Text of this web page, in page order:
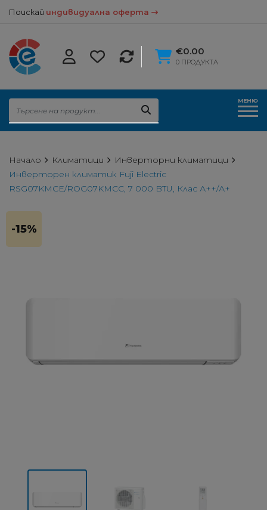
Поискай индивидуална оферта
€0.00
0 ПРОДУКТА
МЕНЮ
Начало Климатици
Инверторни климатици
Инверторен климатик Fuji Electric
RSG07KMCE/ROG07KMCC, 7 000 BTU, Клас А++/А+
-15%